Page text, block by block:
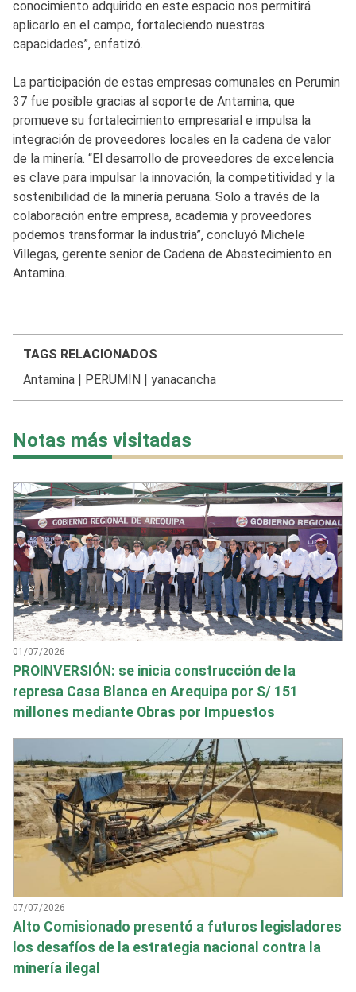
conocimiento adquirido en este espacio nos permitirá
aplicarlo en el campo, fortaleciendo nuestras
capacidades”, enfatizó.
La participación de estas empresas comunales en Perumin
37 fue posible gracias al soporte de Antamina, que
promueve su fortalecimiento empresarial e impulsa la
integración de proveedores locales en la cadena de valor
de la minería. “El desarrollo de proveedores de excelencia
es clave para impulsar la innovación, la competitividad y la
sostenibilidad de la minería peruana. Solo a través de la
colaboración entre empresa, academia y proveedores
podemos transformar la industria”, concluyó Michele
Villegas, gerente senior de Cadena de Abastecimiento en
Antamina.
TAGS RELACIONADOS
Antamina| PERUMIN| yanacancha
Notas más visitadas
01/07/2026
PROINVERSIÓN: se inicia construcción de la
represa Casa Blanca en Arequipa por S/ 151
millones mediante Obras por Impuestos
07/07/2026
Alto Comisionado presentó a futuros legisladores
los desafíos de la estrategia nacional contra la
minería ilegal